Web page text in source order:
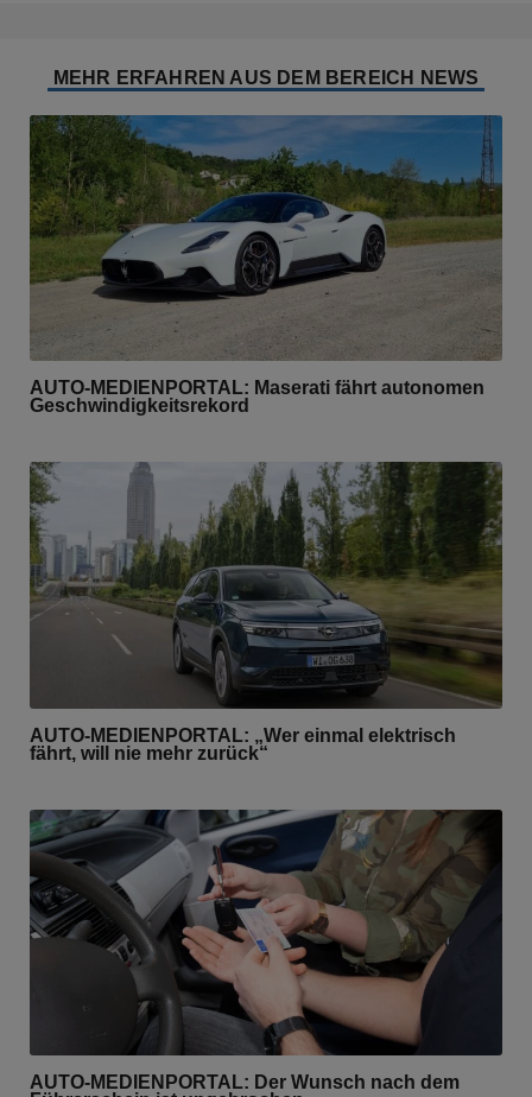
MEHR ERFAHREN AUS DEM BEREICH NEWS
AUTO-MEDIENPORTAL: Maserati fährt autonomen
Geschwindigkeitsrekord
AUTO-MEDIENPORTAL: „Wer einmal elektrisch
fährt, will nie mehr zurück“
AUTO-MEDIENPORTAL: Der Wunsch nach dem